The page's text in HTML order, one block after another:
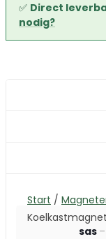
✅ Direct
nodig?
Start /
sas –